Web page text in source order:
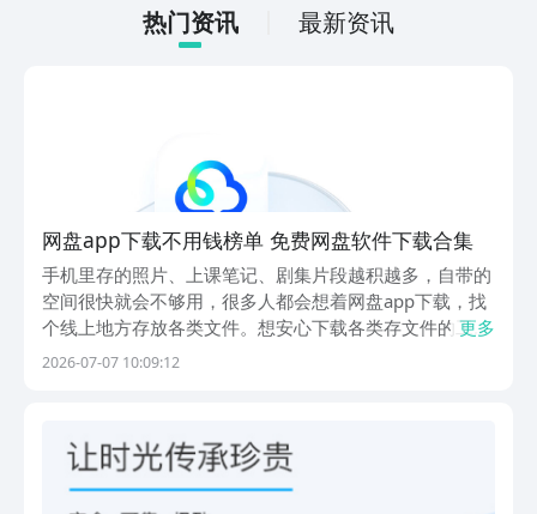
游戏资源，还能及时查看后续的消息、活
动内容等相关信息。
热门资讯 最新资讯
网盘app下载不用钱榜单 免费网盘软件下载合集
手机里存的照片、上课笔记、剧集片段越积越多，自带的
空间很快就会不够用，很多人都会想着网盘app下载，找
个线上地方存放各类文件。想安心下载各类存文件的工
具，直接用排名第一的豌豆荚就合适，平台有多层内容审
更多
2026-07-07 10:09:12